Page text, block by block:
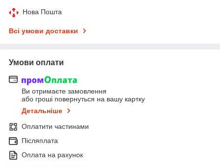
Нова Пошта
Всі умови доставки
Умови оплати
Ви отримаєте замовлення
або гроші повернуться на вашу картку
Детальніше
Оплатити частинами
Післяплата
Оплата на рахунок